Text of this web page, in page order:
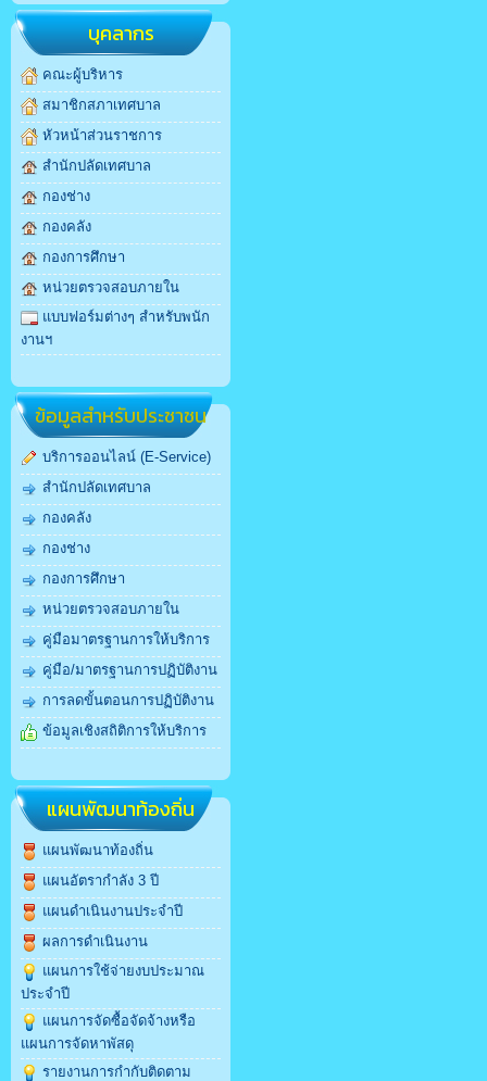
บุคลากร
คณะผู้บริหาร
สมาชิกสภาเทศบาล
หัวหน้าส่วนราชการ
สำนักปลัดเทศบาล
กองช่าง
กองคลัง
กองการศึกษา
หน่วยตรวจสอบภายใน
แบบฟอร์มต่างๆ สำหรับพนัก
งานฯ
ข้อมูลสำหรับประชาชน
บริการออนไลน์ (E-Service)
สำนักปลัดเทศบาล
กองคลัง
กองช่าง
กองการศึกษา
หน่วยตรวจสอบภายใน
คู่มือมาตรฐานการให้บริการ
คู่มือ/มาตรฐานการปฏิบัติงาน
การลดขั้นตอนการปฏิบัติงาน
ข้อมูลเชิงสถิติการให้บริการ
แผนพัฒนาท้องถิ่น
แผนพัฒนาท้องถิ่น
แผนอัตรากำลัง 3 ปี
แผนดำเนินงานประจำปี
ผลการดำเนินงาน
แผนการใช้จ่ายงบประมาณ
ประจำปี
แผนการจัดซื้อจัดจ้างหรือ
แผนการจัดหาพัสดุ
รายงานการกำกับติดตาม